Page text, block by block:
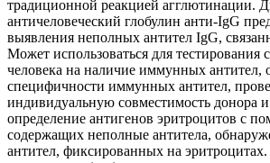
традиционной реакцией агглютинации.
античеловеческий глобулин анти-IgG
выявления неполных антител IgG,
Может использоваться для тестирования
человека на наличие иммунных антител,
специфичности иммунных антител,
индивидуальную совместимость донора
определение антигенов эритроцитов с
содержащих неполные антитела,
антител, фиксированных на